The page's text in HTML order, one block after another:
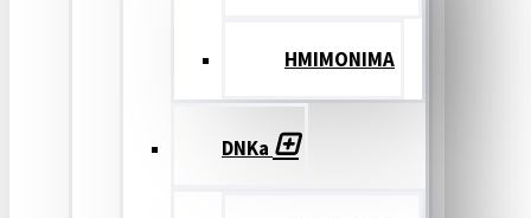
ΗΜΙΜΟΝΙΜΑ
DNKa